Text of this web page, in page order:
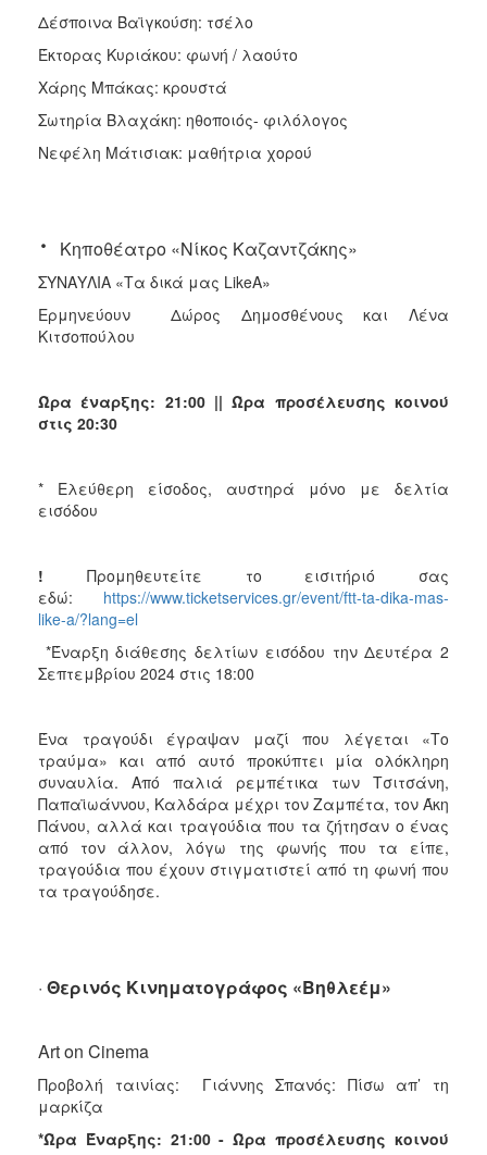
Δέσποινα Βαϊγκούση: τσέλο
Έκτορας Κυριάκου: φωνή / λαούτο
Χάρης Μπάκας: κρουστά
Σωτηρία Βλαχάκη: ηθοποιός- φιλόλογος
Νεφέλη Μάτισιακ: μαθήτρια χορού
· Κηποθέατρο «Νίκος Καζαντζάκης»
ΣΥΝΑΥΛΙΑ «Τα δικά μας LikeΑ»
Ερμηνεύουν Δώρος Δημοσθένους και Λένα
Κιτσοπούλου
Ώρα έναρξης: 21:00 || Ώρα προσέλευσης κοινού
στις 20:30
* Ελεύθερη είσοδος, αυστηρά μόνο με δελτία
εισόδου
! Προμηθευτείτε το εισιτήριό σας
εδώ: https://www.ticketservices.gr/event/ftt-ta-dika-mas-
like-a/?lang=el
*Έναρξη διάθεσης δελτίων εισόδου την Δευτέρα 2
Σεπτεμβρίου 2024 στις 18:00
Ένα τραγούδι έγραψαν μαζί που λέγεται «Το
τραύμα» και από αυτό προκύπτει μία ολόκληρη
συναυλία. Από παλιά ρεμπέτικα των Τσιτσάνη,
Παπαϊωάννου, Καλδάρα μέχρι τον Ζαμπέτα, τον Άκη
Πάνου, αλλά και τραγούδια που τα ζήτησαν ο ένας
από τον άλλον, λόγω της φωνής που τα είπε,
τραγούδια που έχουν στιγματιστεί από τη φωνή που
τα τραγούδησε.
· Θερινός Κινηματογράφος «Βηθλεέμ»
Art on Cinema
Προβολή ταινίας: Γιάννης Σπανός: Πίσω απ’ τη
μαρκίζα
*Ώρα Έναρξης: 21:00 - Ώρα προσέλευσης κοινού